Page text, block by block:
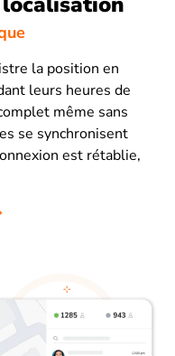
la position en
leurs heures de
même sans
se synchronisent
est rétablie,